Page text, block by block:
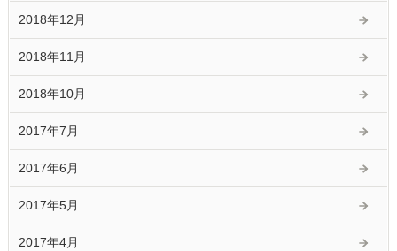
2018年12月
2018年11月
2018年10月
2017年7月
2017年6月
2017年5月
2017年4月